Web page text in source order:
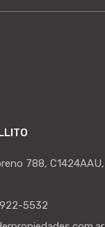
788, C1424AAU,
5532